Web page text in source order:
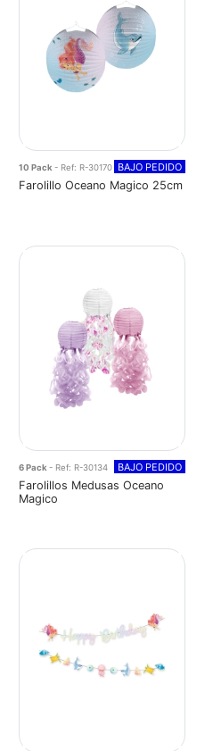
10 Pack - Ref: R-30170 BAJO PEDIDO
Farolillo Oceano Magico 25cm
6 Pack - Ref: R-30134 BAJO PEDIDO
Farolillos Medusas Oceano
Magico